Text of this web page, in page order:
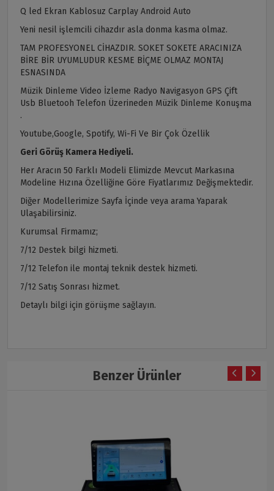
Q led Ekran Kablosuz Carplay Android Auto
Yeni nesil işlemcili cihazdır asla donma kasma olmaz.
TAM PROFESYONEL CİHAZDIR. SOKET SOKETE ARACINIZA
BİRE BİR UYUMLUDUR KESME BİÇME OLMAZ MONTAJ
ESNASINDA
Müzik Dinleme Video İzleme Radyo Navigasyon GPS Çift
Usb Bluetooh Telefon Üzerineden Müzik Dinleme Konuşma
.
Youtube,Google, Spotify, Wi-Fi Ve Bir Çok Özellik
Geri Görüş Kamera Hediyeli.
Her Aracın 50 Farklı Modeli Elimizde Mevcut Markasına
Modeline Hızına Özelliğine Göre Fiyatlarımız Değişmektedir.
Diğer Modellerimize Sayfa İçinde veya arama Yaparak
Ulaşabilirsiniz.
Kurumsal Firmamız;
7/12 Destek bilgi hizmeti.
7/12 Telefon ile montaj teknik destek hizmeti.
7/12 Satış Sonrası hizmet.
Detaylı bilgi için görüşme sağlayın.
Benzer Ürünler